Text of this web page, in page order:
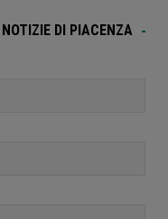
DI PIACENZA